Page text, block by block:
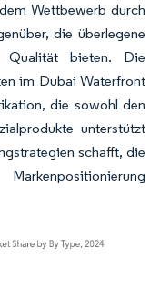
Wettbewerb durch
die überlegene
Qualität bieten. Die
im Dubai Waterfront
die sowohl den
unterstützt
schafft, die